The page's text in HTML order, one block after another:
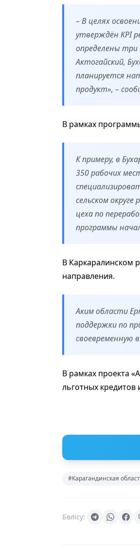
– В целях
утверждён KPI
определены три
Актогайский,
планируется
продукт», –
В рамках
К примеру, в
350 рабочих
сельском
цеха по
программы
В Каркаралинском
направления.
Аким области
поддержки по
своевременную
В рамках проекта
льготных кредитов
#Карагандинская
Бөлісу: